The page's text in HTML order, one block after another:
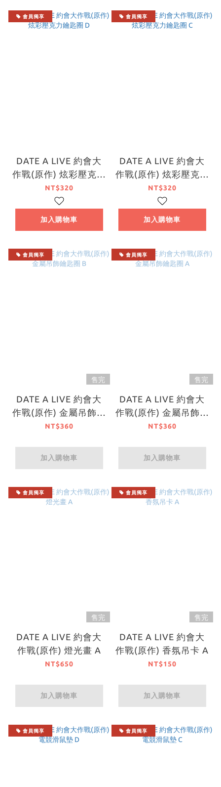
會員獨享
DATE A LIVE 約會大
作戰(原作) 炫彩壓克力
鑰匙圈 D
NT$320
加入購物車
會員獨享
DATE A LIVE 約會大
作戰(原作) 炫彩壓克力
鑰匙圈 C
NT$320
加入購物車
會員獨享
售完
DATE A LIVE 約會大
作戰(原作) 金屬吊飾鑰
匙圈 B
NT$360
加入購物車
會員獨享
售完
DATE A LIVE 約會大
作戰(原作) 金屬吊飾鑰
匙圈 A
NT$360
加入購物車
會員獨享
售完
DATE A LIVE 約會大
作戰(原作) 燈光畫 A
NT$650
加入購物車
會員獨享
售完
DATE A LIVE 約會大
作戰(原作) 香氛吊卡 A
NT$150
加入購物車
會員獨享 會員獨享